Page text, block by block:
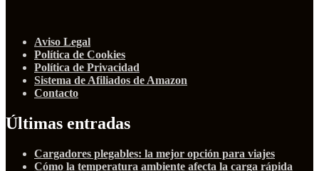
Aviso Legal
Política de Cookies
Política de Privacidad
Sistema de Afiliados de Amazon
Contacto
Últimas entradas
Cargadores plegables: la mejor opción para viajes
Cómo la temperatura ambiente afecta la carga rápida